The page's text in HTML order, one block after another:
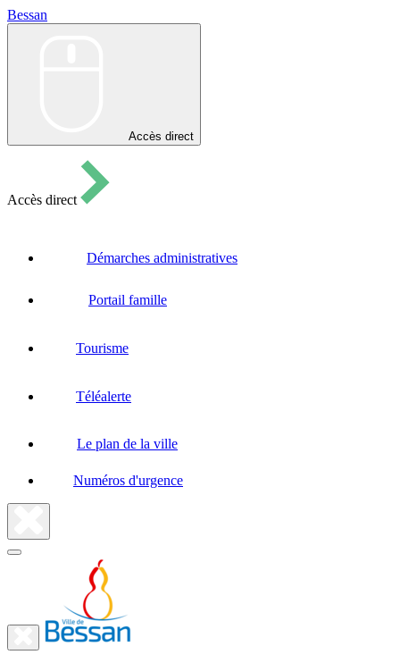
Bessan
Accès direct
Accès direct
Démarches administratives
Portail famille
Tourisme
Téléalerte
Le plan de la ville
Numéros d'urgence
Fermer
Fermer